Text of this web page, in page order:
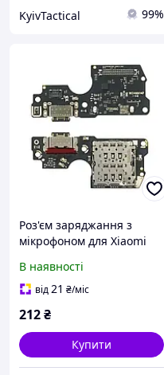
KyivTactical 99%
Роз'єм заряджання з
мікрофоном для Xiaomi
платі комплектуючі для
ремонту телефона
В наявності
від21 ₴/міс
212₴
Купити